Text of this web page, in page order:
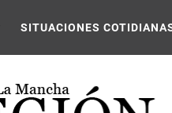
SITUACIONES